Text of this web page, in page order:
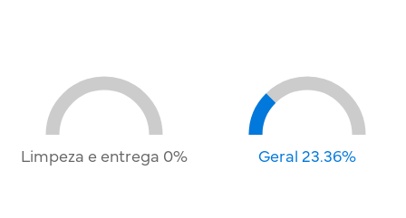
Limpeza e entrega 0% Geral 23.36%